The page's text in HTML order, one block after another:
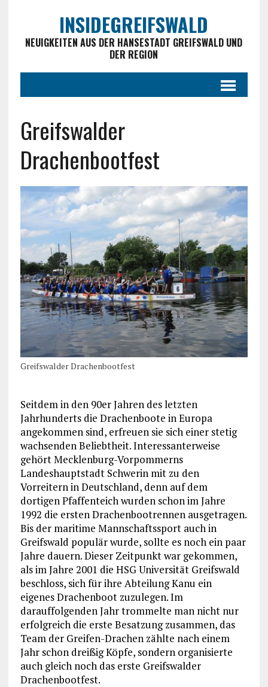
INSIDEGREIFSWALD
NEUIGKEITEN AUS DER HANSESTADT GREIFSWALD UND
DER REGION
Greifswalder
Drachenbootfest
Greifswalder Drachenbootfest
Seitdem in den 90er Jahren des letzten
Jahrhunderts die Drachenboote in Europa
angekommen sind, erfreuen sie sich einer stetig
wachsenden Beliebtheit. Interessanterweise
gehört Mecklenburg-Vorpommerns
Landeshauptstadt Schwerin mit zu den
Vorreitern in Deutschland, denn auf dem
dortigen Pfaffenteich wurden schon im Jahre
1992 die ersten Drachenbootrennen ausgetragen.
Bis der maritime Mannschaftssport auch in
Greifswald populär wurde, sollte es noch ein paar
Jahre dauern. Dieser Zeitpunkt war gekommen,
als im Jahre 2001 die HSG Universität Greifswald
beschloss, sich für ihre Abteilung Kanu ein
eigenes Drachenboot zuzulegen. Im
darauffolgenden Jahr trommelte man nicht nur
erfolgreich die erste Besatzung zusammen, das
Team der Greifen-Drachen zählte nach einem
Jahr schon dreißig Köpfe, sondern organisierte
auch gleich noch das erste Greifswalder
Drachenbootfest.